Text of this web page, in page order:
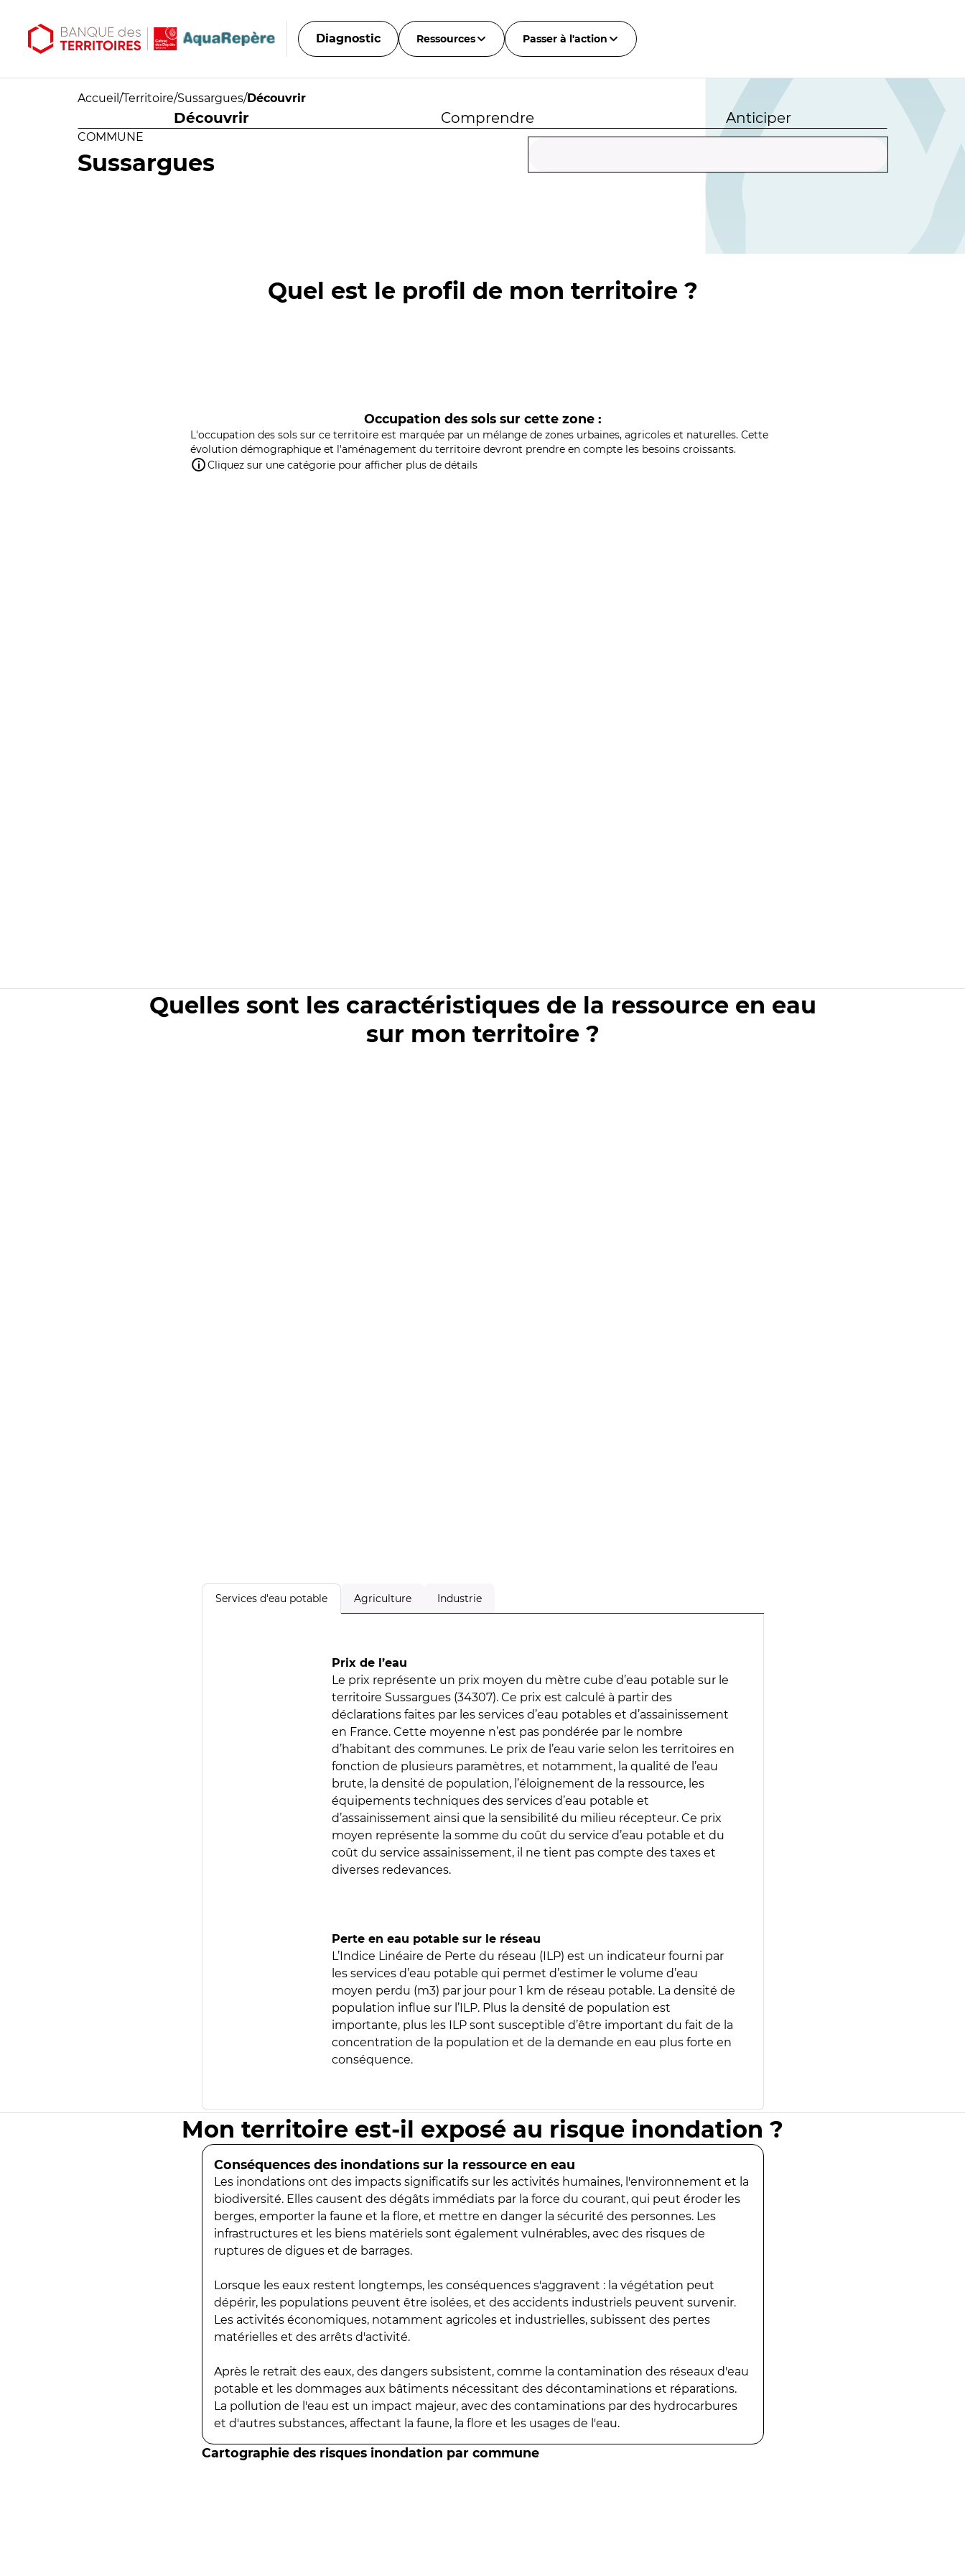
Diagnostic Ressources Passer à l'action
Accueil /Territoire/Sussargues/Découvrir
Découvrir Comprendre Anticiper
COMMUNE
Sussargues
Quel est le profil de mon territoire ?
Occupation des sols sur cette zone :
L'occupation des sols sur ce territoire est marquée par un mélange de zones urbaines, agricoles et naturelles. Cette
évolution démographique et l'aménagement du territoire devront prendre en compte les besoins croissants.
Cliquez sur une catégorie pour afficher plus de détails
Quelles sont les caractéristiques de la ressource en eau
sur mon territoire ?
Services d'eau potable Agriculture Industrie
Prix de l’eau
Le prix représente un prix moyen du mètre cube d’eau potable sur le
territoire Sussargues (34307). Ce prix est calculé à partir des
déclarations faites par les services d’eau potables et d’assainissement
en France. Cette moyenne n’est pas pondérée par le nombre
d’habitant des communes. Le prix de l’eau varie selon les territoires en
fonction de plusieurs paramètres, et notamment, la qualité de l’eau
brute, la densité de population, l’éloignement de la ressource, les
équipements techniques des services d’eau potable et
d’assainissement ainsi que la sensibilité du milieu récepteur. Ce prix
moyen représente la somme du coût du service d’eau potable et du
coût du service assainissement, il ne tient pas compte des taxes et
diverses redevances.
Perte en eau potable sur le réseau
L’Indice Linéaire de Perte du réseau (ILP) est un indicateur fourni par
les services d’eau potable qui permet d’estimer le volume d’eau
moyen perdu (m3) par jour pour 1 km de réseau potable. La densité de
population influe sur l’ILP. Plus la densité de population est
importante, plus les ILP sont susceptible d’être important du fait de la
concentration de la population et de la demande en eau plus forte en
conséquence.
Mon territoire est-il exposé au risque inondation ?
Conséquences des inondations sur la ressource en eau
Les inondations ont des impacts significatifs sur les activités humaines, l'environnement et la
biodiversité. Elles causent des dégâts immédiats par la force du courant, qui peut éroder les
berges, emporter la faune et la flore, et mettre en danger la sécurité des personnes. Les
infrastructures et les biens matériels sont également vulnérables, avec des risques de
ruptures de digues et de barrages.
Lorsque les eaux restent longtemps, les conséquences s'aggravent : la végétation peut
dépérir, les populations peuvent être isolées, et des accidents industriels peuvent survenir.
Les activités économiques, notamment agricoles et industrielles, subissent des pertes
matérielles et des arrêts d'activité.
Après le retrait des eaux, des dangers subsistent, comme la contamination des réseaux d'eau
potable et les dommages aux bâtiments nécessitant des décontaminations et réparations.
La pollution de l'eau est un impact majeur, avec des contaminations par des hydrocarbures
et d'autres substances, affectant la faune, la flore et les usages de l'eau.
Cartographie des risques inondation par commune